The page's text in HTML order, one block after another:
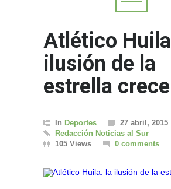
Atlético
ilusión de la
estrella crece
In Deportes
27 abril, 2015
Redacción Noticias al Sur
105 Views
0 comments